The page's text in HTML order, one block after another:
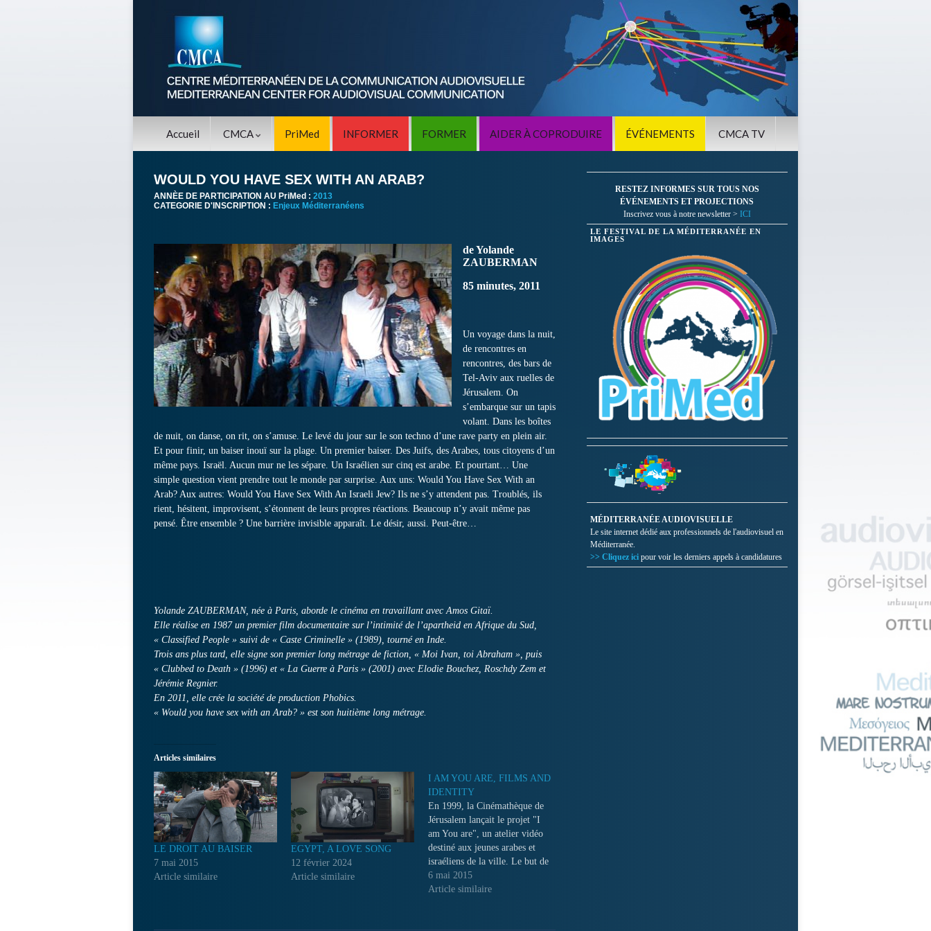
Accueil CMCA PriMed INFORMER FORMER AIDER À COPRODUIRE ÉVÉNEMENTS CMCA TV
WOULD YOU HAVE SEX WITH AN ARAB?
ANNÈE DE PARTICIPATION AU PriMed : 2013
CATEGORIE D'INSCRIPTION : Enjeux Méditerranéens
de Yolande
ZAUBERMAN
85 minutes, 2011
Un voyage dans la nuit,
de rencontres en
rencontres, des bars de
Tel-Aviv aux ruelles de
Jérusalem. On
s’embarque sur un tapis
volant. Dans les boîtes
de nuit, on danse, on rit, on s’amuse. Le levé du jour sur le son techno d’une rave party en plein air.
Et pour finir, un baiser inouï sur la plage. Un premier baiser. Des Juifs, des Arabes, tous citoyens d’un
même pays. Israël. Aucun mur ne les sépare. Un Israélien sur cinq est arabe. Et pourtant… Une
simple question vient prendre tout le monde par surprise. Aux uns: Would You Have Sex With an
Arab? Aux autres: Would You Have Sex With An Israeli Jew? Ils ne s’y attendent pas. Troublés, ils
rient, hésitent, improvisent, s’étonnent de leurs propres réactions. Beaucoup n’y avait même pas
pensé. Être ensemble ? Une barrière invisible apparaît. Le désir, aussi. Peut-être…
Yolande ZAUBERMAN, née à Paris, aborde le cinéma en travaillant avec Amos Gitaï.
Elle réalise en 1987 un premier film documentaire sur l’intimité de l’apartheid en Afrique du Sud,
« Classified People » suivi de « Caste Criminelle » (1989), tourné en Inde.
Trois ans plus tard, elle signe son premier long métrage de fiction, « Moi Ivan, toi Abraham », puis
« Clubbed to Death » (1996) et « La Guerre à Paris » (2001) avec Elodie Bouchez, Roschdy Zem et
Jérémie Regnier.
En 2011, elle crée la société de production Phobics.
« Would you have sex with an Arab? » est son huitième long métrage.
Articles similaires
LE DROIT AU BAISER
7 mai 2015
Article similaire
EGYPT, A LOVE SONG
12 février 2024
Article similaire
I AM YOU ARE, FILMS AND
IDENTITY
En 1999, la Cinémathèque de
Jérusalem lançait le projet "I
am You are", un atelier vidéo
destiné aux jeunes arabes et
israéliens de la ville. Le but de
cette entreprise étaient de créer
un espace de rencontre
6 mai 2015
Article similaire
RESTEZ INFORMES SUR TOUS NOS
ÉVÉNEMENTS ET PROJECTIONS
Inscrivez vous à notre newsletter > ICI
LE FESTIVAL DE LA MÉDITERRANÉE EN
IMAGES
MÉDITERRANÉE AUDIOVISUELLE
Le site internet dédié aux professionnels de l'audiovisuel en
Méditerranée.
>> Cliquez ici pour voir les derniers appels à candidatures